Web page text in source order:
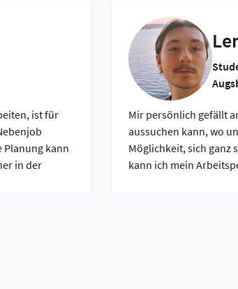
ist für
Planung kann
in der
Mir persönlich gefällt
aussuchen kann, wo
Möglichkeit, sich ganz
kann ich mein